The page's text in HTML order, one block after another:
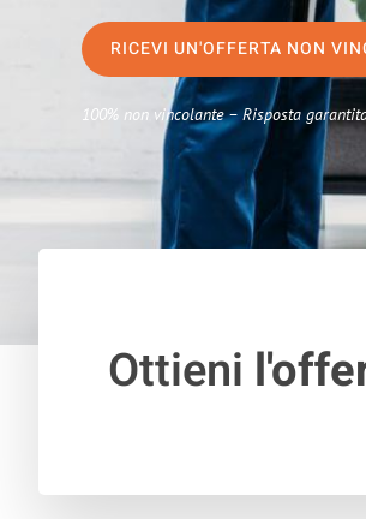
RICEVI UN'OFFERTA NON
100% non vincolante – Risposta
Ottieni